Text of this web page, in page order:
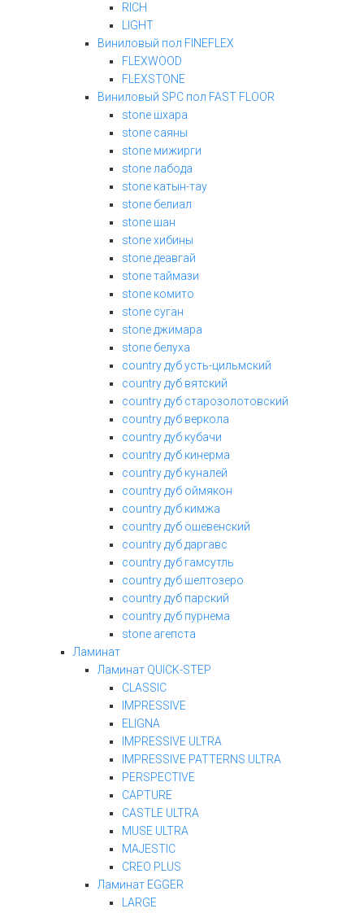
RICH
LIGHT
Виниловый пол FINEFLEX
FLEXWOOD
FLEXSTONE
Виниловый SPC пол FAST FLOOR
stone шхара
stone саяны
stone мижирги
stone лабода
stone катын-тау
stone белиал
stone шан
stone хибины
stone деавгай
stone таймази
stone комито
stone суган
stone джимара
stone белуха
country дуб усть-цильмский
country дуб вятский
country дуб старозолотовский
country дуб веркола
country дуб кубачи
country дуб кинерма
country дуб куналей
country дуб оймякон
country дуб кимжа
country дуб ошевенский
country дуб даргавс
country дуб гамсутль
country дуб шелтозеро
country дуб парский
country дуб пурнема
stone агепста
Ламинат
Ламинат QUICK-STEP
CLASSIC
IMPRESSIVE
ELIGNA
IMPRESSIVE ULTRA
IMPRESSIVE PATTERNS ULTRA
PERSPECTIVE
CAPTURE
CASTLE ULTRA
MUSE ULTRA
MAJESTIC
CREO PLUS
Ламинат EGGER
LARGE